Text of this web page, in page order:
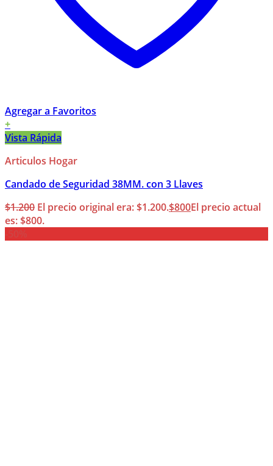
Agregar a Favoritos
+
Vista Rápida
Articulos Hogar
Candado de Seguridad 38MM. con 3 Llaves
$1.200 El precio original era: $1.200.$800El precio actual
es: $800.